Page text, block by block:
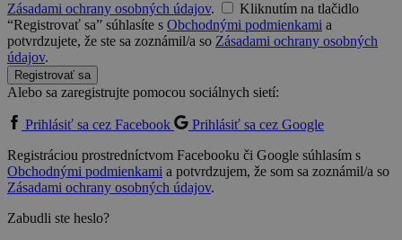
Zásadami ochrany osobných údajov.
Kliknutím na tlačidlo
“Registrovať sa” súhlasíte s Obchodnými podmienkami a
potvrdzujete, že ste sa zoznámil/a so Zásadami ochrany osobných
údajov.
Registrovať sa
Alebo sa zaregistrujte pomocou sociálnych sietí:
Prihlásiť sa cez Facebook
Prihlásiť sa cez Google
Registráciou prostredníctvom Facebooku či Google súhlasím s
Obchodnými podmienkami a potvrdzujem, že som sa zoznámil/a so
Zásadami ochrany osobných údajov.
Zabudli ste heslo?